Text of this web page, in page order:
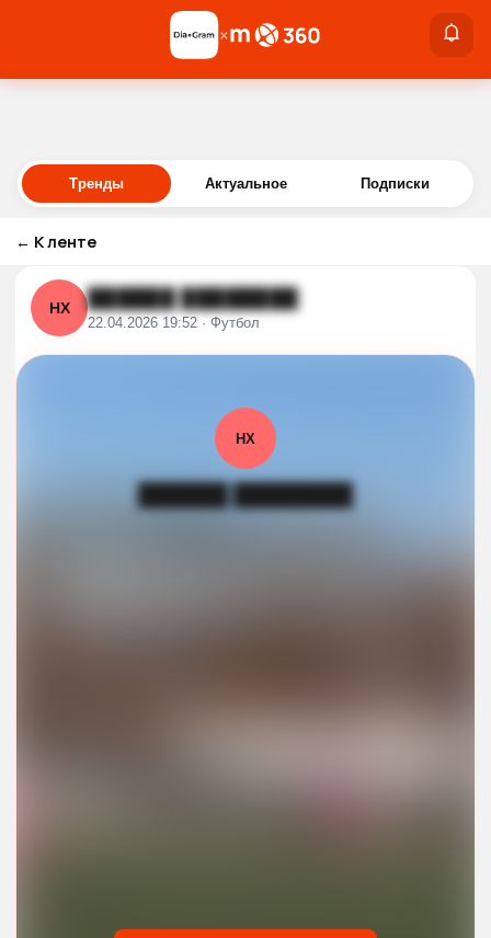
Войти
×
Тренды Актуальное Подписки
← К ленте
НХ ██████ ████████
22.04.2026 19:52 · Футбол
НХ
██████ ████████